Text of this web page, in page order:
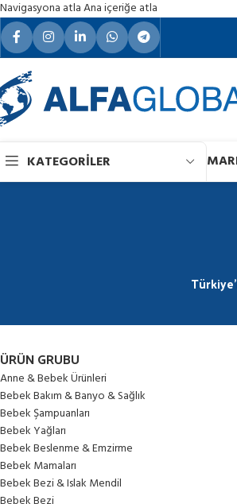
Navigasyona atlaAna içeriğe atla
KATEGORILER
ÜRÜN GRUBU
Anne & Bebek Ürünleri
Bebek Bakım & Banyo & Sağlık
Bebek Şampuanları
Bebek Yağları
Bebek Beslenme & Emzirme
Bebek Mamaları
Bebek Bezi & Islak Mendil